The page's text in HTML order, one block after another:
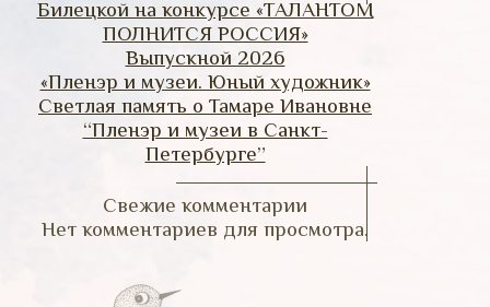
Билецкой на конкурсе «ТАЛАНТОМ
ПОЛНИТСЯ РОССИЯ»
Выпускной 2026
«Пленэр и музеи. Юный художник»
Светлая память о Тамаре Ивановне
“Пленэр и музеи в Санкт-
Петербурге”
Свежие комментарии
Нет комментариев для просмотра.